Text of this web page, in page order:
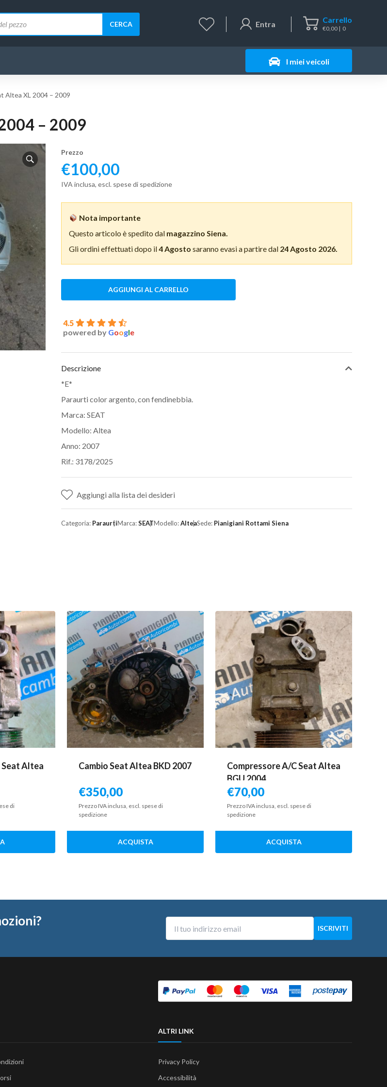
Carrello
€0,00 0
Entra
CERCA
I miei veicoli
Altea XL 2004 – 2009
– 2009
Prezzo
€100,00
IVA inclusa, escl. spese di spedizione
Nota importante
Questo articolo è spedito dal magazzino Siena.
Gli ordini effettuati dopo il4 Agosto saranno evasi a partire dal 24 Agosto 2026.
AGGIUNGI AL CARRELLO
4.5
powered by Google
Descrizione
*E*
Paraurti color argento, con fendinebbia.
Marca: SEAT
Modello: Altea
Anno: 2007
Rif.: 3178/2025
Aggiungi alla lista dei desideri
Categoria: ParaurtiMarca:SEATModello:AlteaSede: Pianigiani Rottami Siena
Seat Altea
di
Cambio Seat Altea BKD 2007
€350,00
Prezzo IVA inclusa, escl. spese di
spedizione
ACQUISTA
Compressore A/C Seat Altea
BGU 2004
€70,00
Prezzo IVA inclusa, escl. spese di
spedizione
ACQUISTA
ALTRI LINK
Privacy Policy
Accessibilità